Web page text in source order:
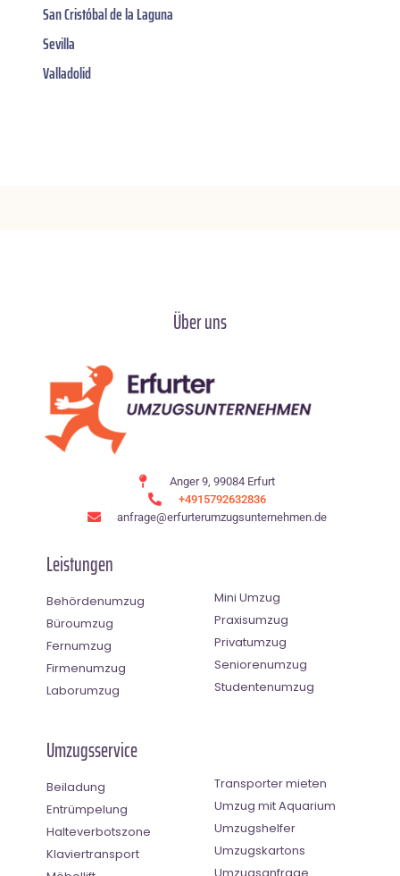
San Cristóbal de la Laguna
Sevilla
Valladolid
Über uns
Anger 9, 99084 Erfurt
+4915792632836
anfrage@erfurterumzugsunternehmen.de
Leistungen
Behördenumzug
Büroumzug
Fernumzug
Firmenumzug
Laborumzug
Mini Umzug
Praxisumzug
Privatumzug
Seniorenumzug
Studentenumzug
Umzugsservice
Beiladung
Entrümpelung
Halteverbotszone
Klaviertransport
Transporter mieten
Umzug mit Aquarium
Umzugshelfer
Umzugskartons
Umzugsanfrage